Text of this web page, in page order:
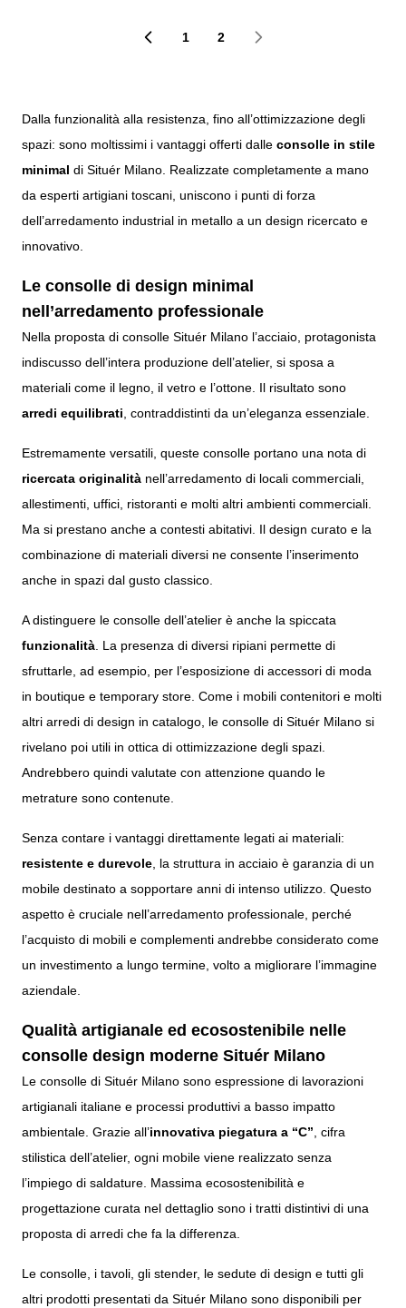
1
Attualmente stai leggendo la
2
Dalla funzionalità alla resistenza, fino all’ottimizzazione degli
spazi: sono moltissimi i vantaggi offerti dalle consolle in stile
minimal di Situér Milano. Realizzate completamente a mano
da esperti artigiani toscani, uniscono i punti di forza
dell’arredamento industrial in metallo a un design ricercato e
innovativo.
Le consolle di design minimal
nell’arredamento professionale
Nella proposta di consolle Situér Milano l’acciaio, protagonista
indiscusso dell’intera produzione dell’atelier, si sposa a
materiali come il legno, il vetro e l’ottone. Il risultato sono
arredi equilibrati, contraddistinti da un’eleganza essenziale.
Estremamente versatili, queste consolle portano una nota di
ricercata originalità nell’arredamento di locali commerciali,
allestimenti, uffici, ristoranti e molti altri ambienti commerciali.
Ma si prestano anche a contesti abitativi. Il design curato e la
combinazione di materiali diversi ne consente l’inserimento
anche in spazi dal gusto classico.
A distinguere le consolle dell’atelier è anche la spiccata
funzionalità. La presenza di diversi ripiani permette di
sfruttarle, ad esempio, per l’esposizione di accessori di moda
in boutique e temporary store. Come i mobili contenitori e molti
altri arredi di design in catalogo, le consolle di Situér Milano si
rivelano poi utili in ottica di ottimizzazione degli spazi.
Andrebbero quindi valutate con attenzione quando le
metrature sono contenute.
Senza contare i vantaggi direttamente legati ai materiali:
resistente e durevole, la struttura in acciaio è garanzia di un
mobile destinato a sopportare anni di intenso utilizzo. Questo
aspetto è cruciale nell’arredamento professionale, perché
l’acquisto di mobili e complementi andrebbe considerato come
un investimento a lungo termine, volto a migliorare l’immagine
aziendale.
Qualità artigianale ed ecosostenibile nelle
consolle design moderne Situér Milano
Le consolle di Situér Milano sono espressione di lavorazioni
artigianali italiane e processi produttivi a basso impatto
ambientale. Grazie all’innovativa piegatura a “C”, cifra
stilistica dell’atelier, ogni mobile viene realizzato senza
l’impiego di saldature. Massima ecosostenibilità e
progettazione curata nel dettaglio sono i tratti distintivi di una
proposta di arredi che fa la differenza.
Le consolle, i tavoli, gli stender, le sedute di design e tutti gli
altri prodotti presentati da Situér Milano sono disponibili per